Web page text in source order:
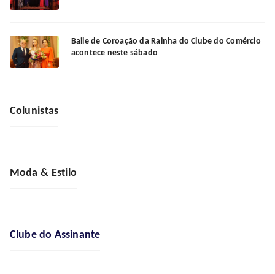
Baile de Coroação da Rainha do Clube do Comércio
acontece neste sábado
Colunistas
Moda & Estilo
Clube do Assinante